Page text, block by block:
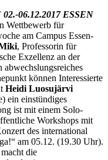
06.12.2017 ESSEN
Wettbewerb für
am Campus Essen-
, Professorin für
Exzellenz an der
können Interessierte
Heidi Luosujärvi
ein einstündiges
ist mit einem Solo-
Workshops mit
des international
am 05.12. (19.30 Uhr).
die